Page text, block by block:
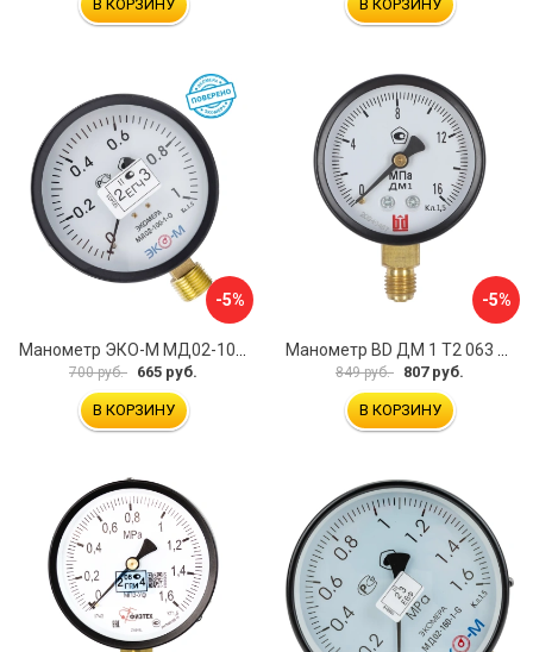
В КОРЗИНУ В КОРЗИНУ
-5%
700 руб. 665 руб.
В КОРЗИНУ
-5%
849 руб. 807 руб.
В КОРЗИНУ